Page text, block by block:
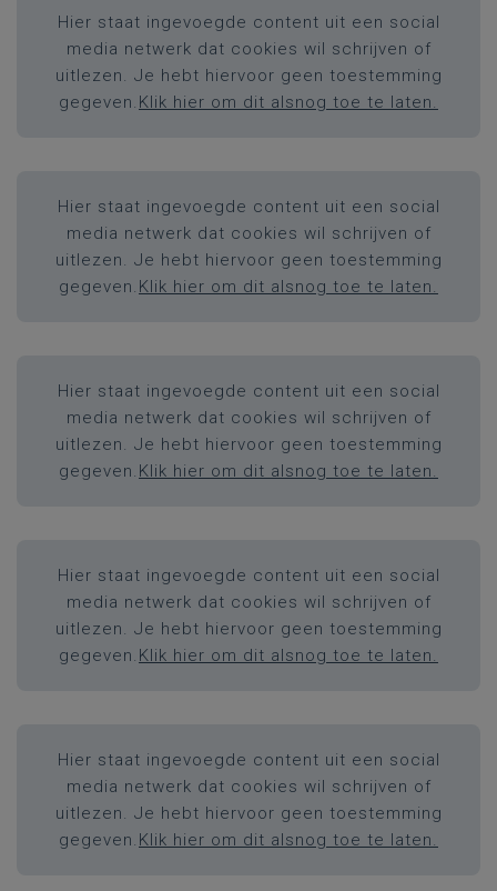
Hier staat ingevoegde content uit een social
media netwerk dat cookies wil schrijven of
uitlezen. Je hebt hiervoor geen toestemming
gegeven. Klik hier om dit alsnog toe te laten.
Hier staat ingevoegde content uit een social
media netwerk dat cookies wil schrijven of
uitlezen. Je hebt hiervoor geen toestemming
gegeven. Klik hier om dit alsnog toe te laten.
Hier staat ingevoegde content uit een social
media netwerk dat cookies wil schrijven of
uitlezen. Je hebt hiervoor geen toestemming
gegeven. Klik hier om dit alsnog toe te laten.
Hier staat ingevoegde content uit een social
media netwerk dat cookies wil schrijven of
uitlezen. Je hebt hiervoor geen toestemming
gegeven. Klik hier om dit alsnog toe te laten.
Hier staat ingevoegde content uit een social
media netwerk dat cookies wil schrijven of
uitlezen. Je hebt hiervoor geen toestemming
gegeven. Klik hier om dit alsnog toe te laten.